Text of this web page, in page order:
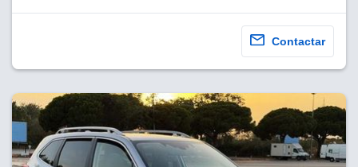
Contactar